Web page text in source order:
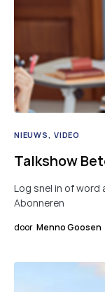
NIEUWS VIDEO
Talkshow
Log snel in of word
Abonneren
door Menno Goosen